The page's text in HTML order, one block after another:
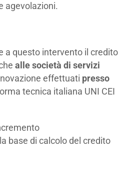
agevolazioni.
a questo intervento il credito
alle società di servizi
effettuati presso
tecnica italiana UNI CEI
base di calcolo del credito